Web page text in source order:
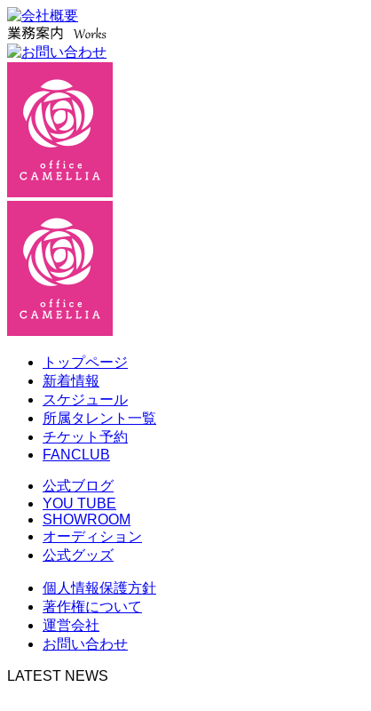
トップページ
新着情報
スケジュール
所属タレント一覧
チケット予約
FANCLUB
公式ブログ
YOU TUBE
SHOWROOM
オーディション
公式グッズ
個人情報保護方針
著作権について
運営会社
お問い合わせ
LATEST NEWS